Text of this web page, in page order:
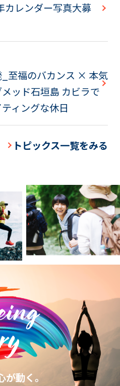
カレンダー写真大募
_至福のバカンス × 本気
ッド石垣島 カビラで
ィングな休日
トピックス一覧をみる
が動く。